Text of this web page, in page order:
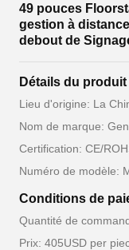
49 pouces
gestion à
debout de
Détails du produit
Lieu d'origine: La
Nom de marque:
Certification: CE/
Numéro de modèle:
Conditions de
Quantité de
Prix: 405USD per